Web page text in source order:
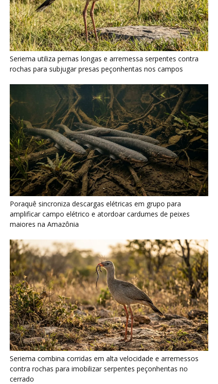
Poraquê sincroniza descargas elétricas em grupo para
amplificar campo elétrico e atordoar cardumes de peixes
maiores na Amazônia
Seriema combina corridas em alta velocidade e arremessos
contra rochas para imobilizar serpentes peçonhentas no
cerrado
Ariranha sincroniza caça coletiva com vocalização subaquática
e cerca cardumes em rios rasos da Amazônia